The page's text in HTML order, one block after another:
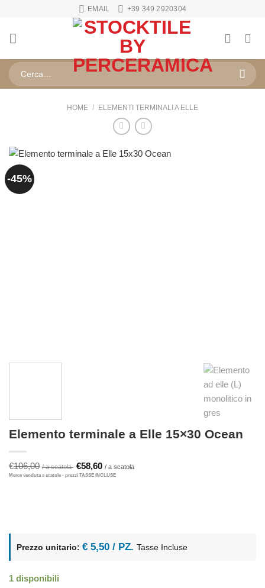
contenuti
EMAIL +39 349 2920304
Cerca:
HOME / ELEMENTI TERMINALI A ELLE
-45%
Elemento terminale a Elle 15×30 Ocean
€106,00
Il
prezzo
€58,60
Il
Prezzo unitario: € 5,50 / PZ. Tasse Incluse
1 disponibili